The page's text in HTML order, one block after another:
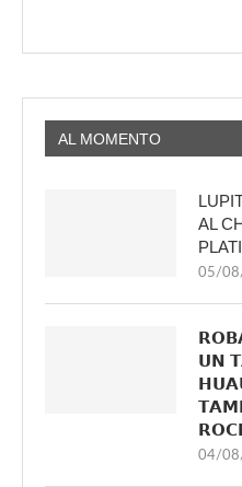
AL MOMENTO
AL
05/
𝗨𝗡
04/